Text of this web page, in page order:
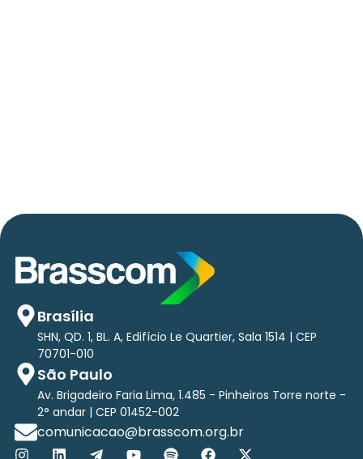
Brasília
SHN, QD. 1, BL. A, Edifício Le Quartier, Sala 1514 | CEP
70701-010
São Paulo
Av. Brigadeiro Faria Lima, 1.485 - Pinheiros Torre norte -
2° andar | CEP 01452-002
comunicacao@brasscom.org.br